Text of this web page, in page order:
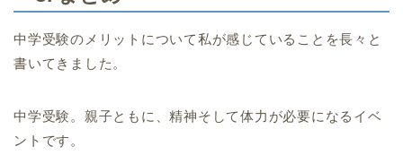
中学受験のメリットについて私が感じていることを長々と
書いてきました。
中学受験。親子ともに、精神そして体力が必要になるイベ
ントです。